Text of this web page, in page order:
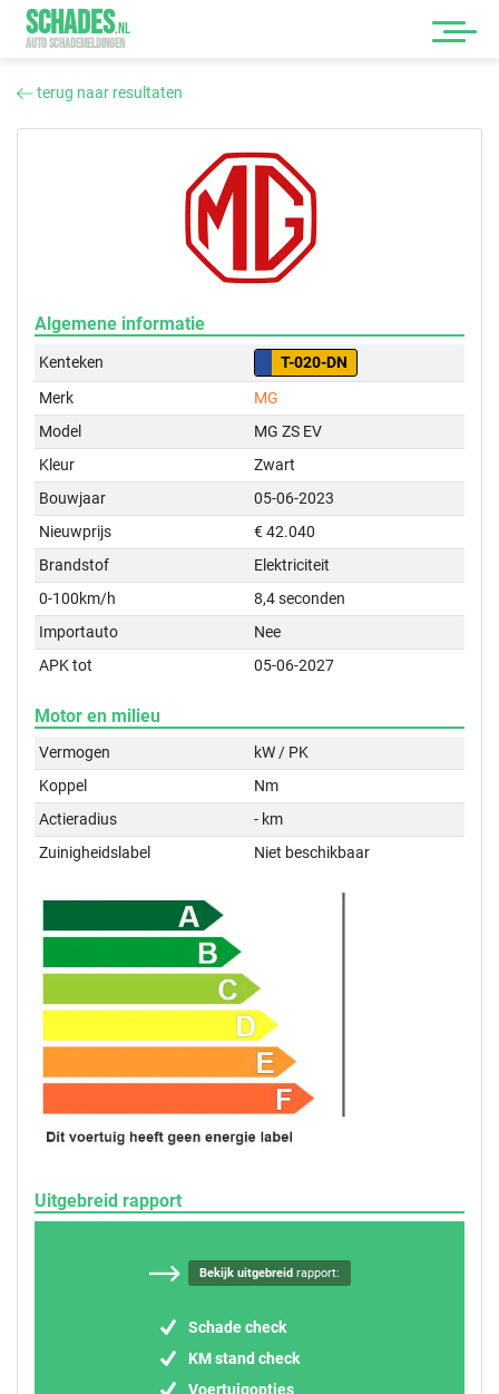
SCHADES.NL
AUTO SCHADEMELDINGEN
terug naar resultaten
Algemene informatie
Kenteken
T-020-DN
Merk
MG
Model
MG ZS EV
Kleur
Zwart
Bouwjaar
05-06-2023
Nieuwprijs
€ 42.040
Brandstof
Elektriciteit
0-100km/h
8,4 seconden
Importauto
Nee
APK tot
05-06-2027
Motor en milieu
Vermogen
kW / PK
Koppel
Nm
Actieradius
- km
Zuinigheidslabel
Niet beschikbaar
Uitgebreid rapport
Bekijk uitgebreidrapport:
Schade check
KM stand check
Voertuigopties